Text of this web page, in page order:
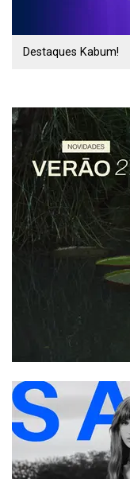
Destaques Kabum!